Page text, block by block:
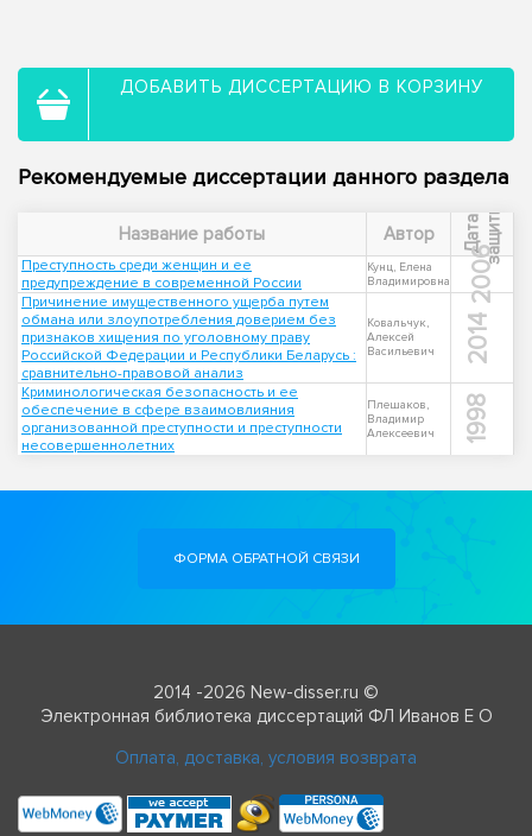
ДОБАВИТЬ ДИССЕРТАЦИЮ В КОРЗИНУ
Рекомендуемые диссертации данного раздела
Название работы Автор Д
а
т
а
з
а
щ
и
ты
Преступность среди женщин и ее
предупреждение в современной России
Кунц, Елена
Владимировна
2006
Причинение имущественного ущерба путем
обмана или злоупотребления доверием без
признаков хищения по уголовному праву
Российской Федерации и Республики Беларусь :
сравнительно-правовой анализ
Ковальчук,
Алексей
Васильевич
2014
Криминологическая безопасность и ее
обеспечение в сфере взаимовлияния
организованной преступности и преступности
несовершеннолетних
Плешаков,
Владимир
Алексеевич
1998
ФОРМА ОБРАТНОЙ СВЯЗИ
2014 -2026 New-disser.ru ©
Электронная библиотека диссертаций ФЛ Иванов Е О
Оплата, доставка, условия возврата